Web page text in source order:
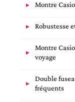
Montre
Robustesse
Montre
voyage
Double
fréquents